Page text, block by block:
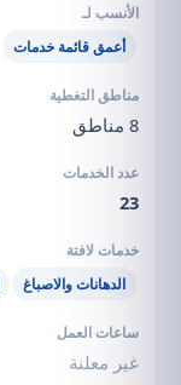
أعمق قائمة خدمات
8 مناطق
23
الدهانات والاصباغ
غير معلنة